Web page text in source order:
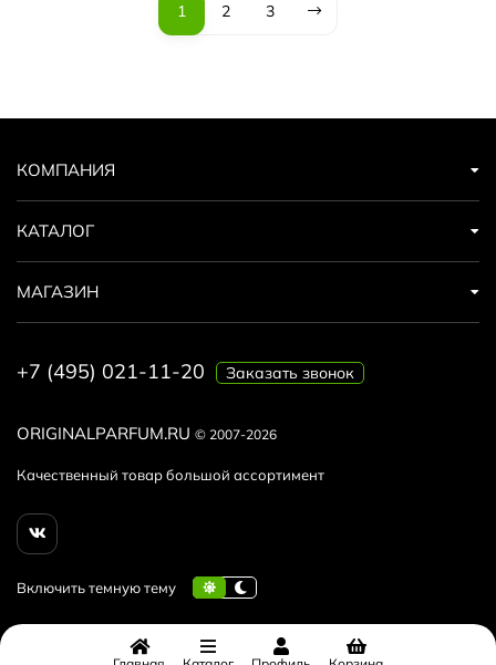
1 2 3
ORIGINALPARFUM.RU © 2007-2026
Качественный товар большой ассортимент
КОМПАНИЯ
КАТАЛОГ
МАГАЗИН
+7 (495) 021-11-20 Заказать звонок